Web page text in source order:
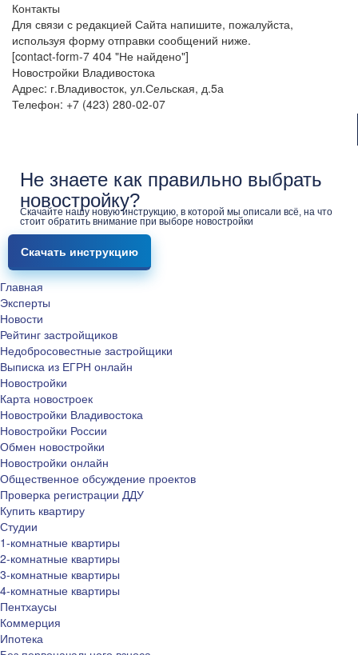
Контакты
Для связи с редакцией Сайта напишите, пожалуйста,
используя форму отправки сообщений ниже.
[contact-form-7 404 "Не найдено"]
Новостройки Владивостока
Адрес: г.Владивосток, ул.Сельская, д.5а
Телефон: +7 (423) 280-02-07
Не знаете как правильно выбрать
новостройку?
Скачайте нашу новую инструкцию, в которой мы описали всё, на что
стоит обратить внимание при выборе новостройки
Скачать инструкцию
Главная
Эксперты
Новости
Рейтинг застройщиков
Недобросовестные застройщики
Выписка из ЕГРН онлайн
Новостройки
Карта новостроек
Новостройки Владивостока
Новостройки России
Обмен новостройки
Новостройки онлайн
Общественное обсуждение проектов
Проверка регистрации ДДУ
Купить квартиру
Студии
1-комнатные квартиры
2-комнатные квартиры
3-комнатные квартиры
4-комнатные квартиры
Пентхаусы
Коммерция
Ипотека